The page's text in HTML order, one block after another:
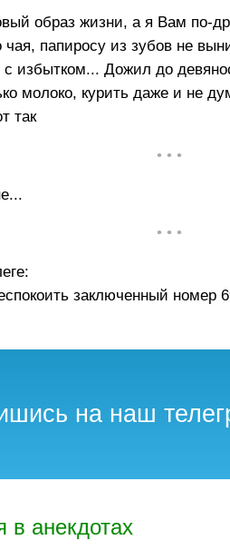
образ жизни, а я Вам по-
чая, папиросу из зубов не
избытком... Дожил до
молоко, курить даже и не
так
• • •
• • •
заключенный номер
на наш
в анекдотах